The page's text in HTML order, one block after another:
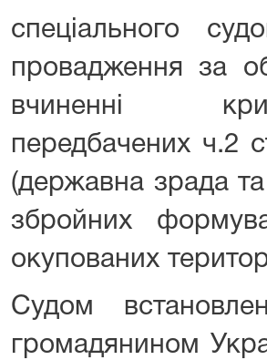
спеціального
провадження за
вчиненні
передбачених ч.2
(державна зрада
збройних
окупованих
Судом
громадянином